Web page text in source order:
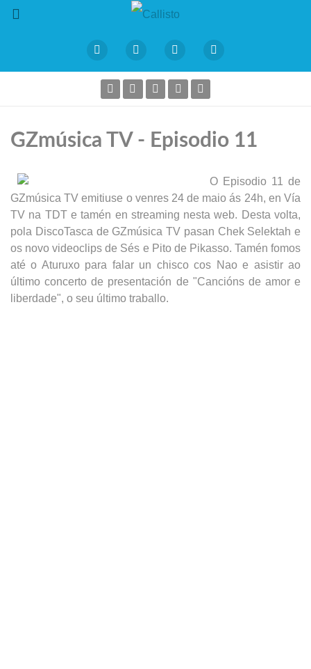
GZmúsica TV - Episodio 11
O Episodio 11 de
GZmúsica TV emitiuse o venres 24 de maioás 24h, en Vía
TV na TDT e tamén en streaming nesta web. Desta volta,
pola DiscoTasca de GZmúsica TV pasan Chek Selektah e
os novo videoclips de Sés e Pito de Pikasso. Tamén fomos
até o Aturuxo para falar un chisco cos Nao e asistir ao
último concerto de presentación de "Cancións de amor e
liberdade", o seu último traballo.